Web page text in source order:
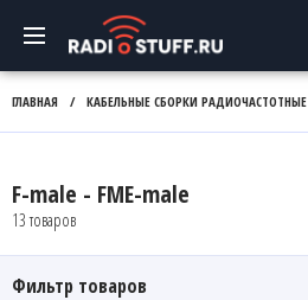
ГЛАВНАЯ / КАБЕЛЬНЫЕ СБОРКИ РАДИОЧАСТОТНЫЕ
F-male - FME-male
13 товаров
Фильтр товаров